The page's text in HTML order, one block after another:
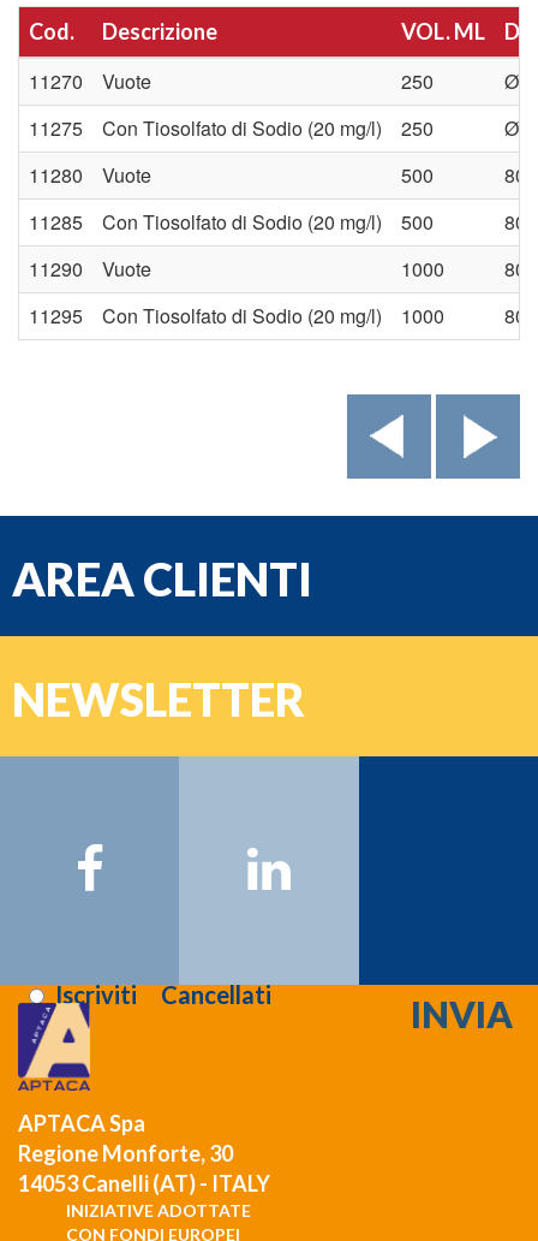
Cod. Descrizione VOL. ML
11270 Vuote 250
Ø
11275
Con Tiosolfato di Sodio (20 mg/l) 250
Ø
11280
Vuote 500
80
11285
Con Tiosolfato di Sodio (20 mg/l) 500
80
11290
Vuote 1000
80
11295
Con Tiosolfato di Sodio (20 mg/l) 1000 80
AREA CLIENTI
NEWSLETTER
Email:
IscrivitiCancellati
APTACA Spa
Regione Monforte, 30
14053 Canelli (AT) - ITALY
INIZIATIVE ADOTTATE
CON FONDI EUROPEI